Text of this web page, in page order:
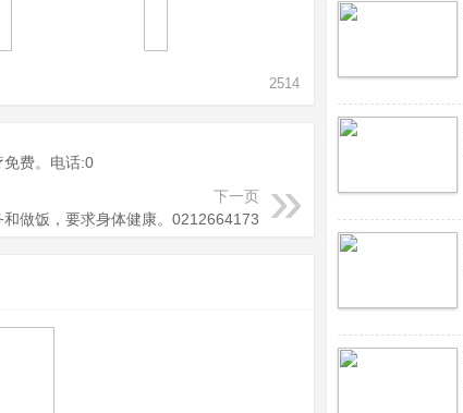
2514
免费。电话:0
下一页
做饭，要求身体健康。0212664173